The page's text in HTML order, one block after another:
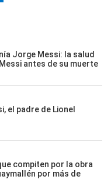
Jorge Messi: la salud
antes de su muerte
el padre de Lionel
compiten por la obra
por más de